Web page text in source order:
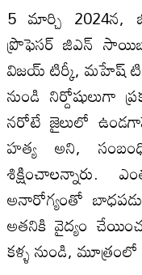
5 మార్చి 2024న,
ప్రొఫెసర్ జిఎన్
విజయ్ టిర్కీ, మహేష్
నుండి నిర్దోషులుగా
నరోటే జైలులో
హత్య అని,
శిక్షించాలన్నారు.
అనారోగ్యంతో
అతనికి వైద్యం
కళ్ళ నుండి,